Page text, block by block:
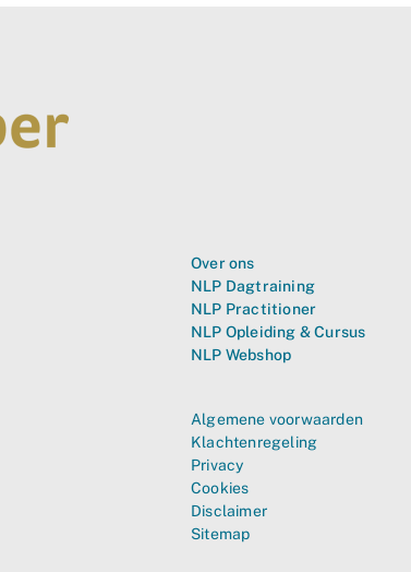
Over ons
NLP Dagtraining
NLP Practitioner
NLP Opleiding & Cursus
NLP Webshop
Algemene voorwaarden
Klachtenregeling
Privacy
Cookies
Disclaimer
Sitemap